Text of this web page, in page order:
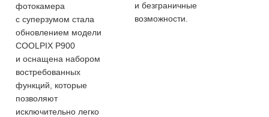
фотокамера
с суперзумом стала
обновлением модели
COOLPIX P900
и оснащена набором
востребованных
функций, которые
позволяют
исключительно легко
и безграничные
возможности.